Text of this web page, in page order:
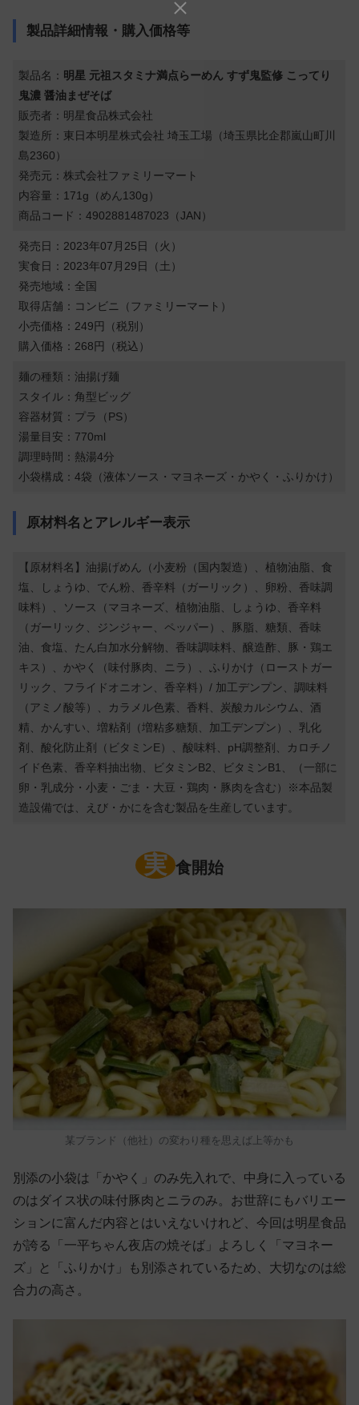
製品詳細情報・購入価格等
製品名： 明星 元祖スタミナ満点らーめん すず鬼監修 こってり
鬼濃 醤油まぜそば
販売者：明星食品株式会社
製造所：東日本明星株式会社 埼玉工場（埼玉県比企郡嵐山町川
島2360）
発売元：株式会社ファミリーマート
内容量：171g（めん130g）
商品コード：4902881487023（JAN）
発売日：2023年07月25日（火）
実食日：2023年07月29日（土）
発売地域：全国
取得店舗：コンビニ（ファミリーマート）
小売価格：249円（税別）
購入価格：268円（税込）
麺の種類：油揚げ麺
スタイル：角型ビッグ
容器材質：プラ（PS）
湯量目安：770ml
調理時間：熱湯4分
小袋構成：4袋（液体ソース・マヨネーズ・かやく・ふりかけ）
原材料名とアレルギー表示
【原材料名】油揚げめん（小麦粉（国内製造）、植物油脂、食
塩、しょうゆ、でん粉、香辛料（ガーリック）、卵粉、香味調
味料）、ソース（マヨネーズ、植物油脂、しょうゆ、香辛料
（ガーリック、ジンジャー、ペッパー）、豚脂、糖類、香味
油、食塩、たん白加水分解物、香味調味料、醸造酢、豚・鶏エ
キス）、かやく（味付豚肉、ニラ）、ふりかけ（ローストガー
リック、フライドオニオン、香辛料）/ 加工デンプン、調味料
（アミノ酸等）、カラメル色素、香料、炭酸カルシウム、酒
精、かんすい、増粘剤（増粘多糖類、加工デンプン）、乳化
剤、酸化防止剤（ビタミンE）、酸味料、pH調整剤、カロチノ
イド色素、香辛料抽出物、ビタミンB2、ビタミンB1、（一部に
卵・乳成分・小麦・ごま・大豆・鶏肉・豚肉を含む）※本品製
造設備では、えび・かにを含む製品を生産しています。
実 食開始
某ブランド（他社）の変わり種を思えば上等かも
別添の小袋は「かやく」のみ先入れで、中身に入っている
のはダイス状の味付豚肉とニラのみ。お世辞にもバリエー
ションに富んだ内容とはいえないけれど、今回は明星食品
が誇る「一平ちゃん夜店の焼そば」よろしく「マヨネー
ズ」と「ふりかけ」も別添されているため、大切なのは総
合力の高さ。